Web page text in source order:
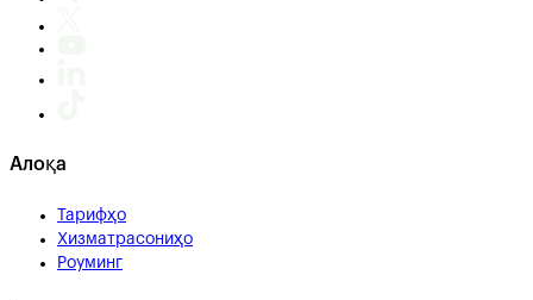
Алоқа
Тарифҳо
Хизматрасониҳо
Роуминг